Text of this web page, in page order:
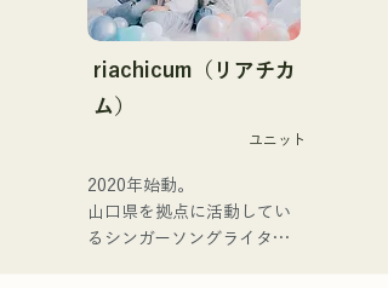
bản thu âm và biểu diễn
trực tiếp bởi CHOYO
(Keyboard/Guitar) của
Zigzaguzu, Taisei (Trống)
trước đây của meow, Yuya
Suehiro (Guitar) của the
của xanadoo.
[ĐĨA ĐƠN MỚI]
現在はLOVE FMの"music
×serendipity"でラジオDJを
務める。
デルやタレントとしても活
躍中。世界的有名なオーデ
ゴットタレント」で日本人
の芸人史上初のゴールデン
ブザーを獲得し、その後ス
riachicum（リアチカ
ム）
ユニット
2020年始動。
山口県を拠点に活動してい
るシンガーソングライター